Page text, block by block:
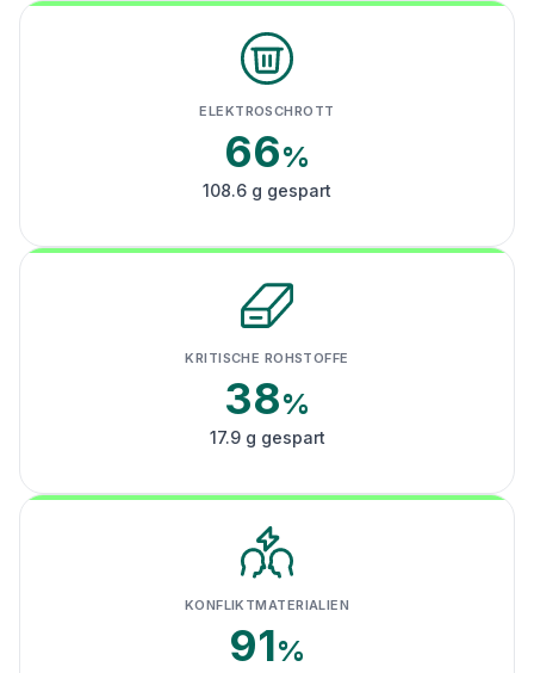
ELEKTROSCHROTT
66%
108.6 g gespart
KRITISCHE ROHSTOFFE
38%
17.9 g gespart
KONFLIKTMATERIALIEN
91%